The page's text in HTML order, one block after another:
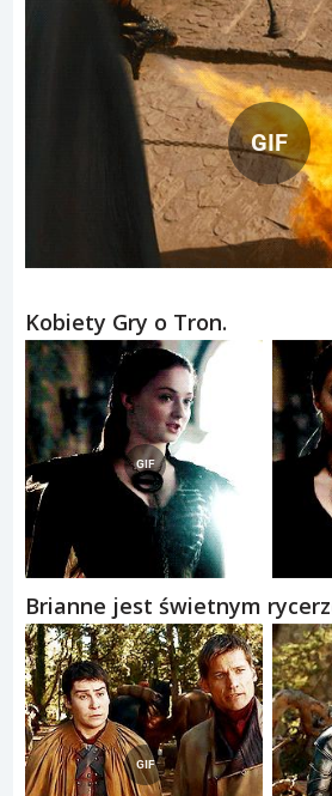
GIF
Kobiety Gry o Tron.
Brianne jest świetnym